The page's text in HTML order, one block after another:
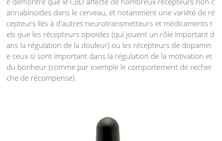
annabinoïdes dans le cerveau, et notamment une variété de ré
cepteurs liés à d'autres neurotransmetteurs et médicaments t
els que les récepteurs opioïdes (qui jouent un rôle important d
ans la régulation de la douleur) ou les récepteurs de dopamin
e ceux-si sont important dans la régulation de la motivation et
du bonheur (comme par exemple le comportement de recher
che de récompense).